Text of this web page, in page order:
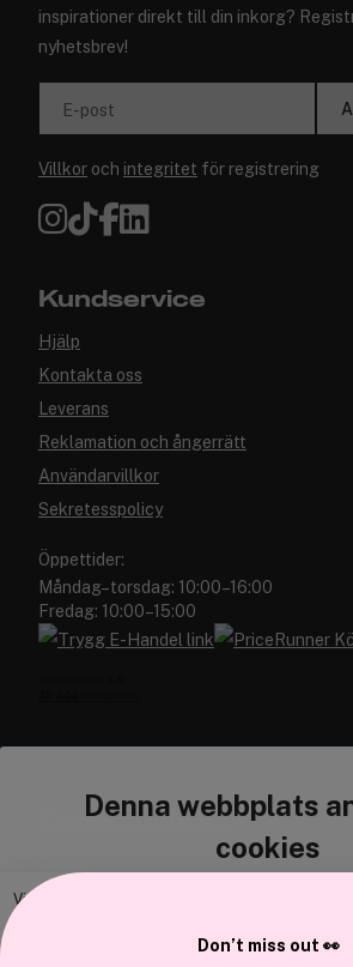
Denna webbplats
cookies
Vi använder enhetsidentifierare för att anpassa
inspirationer direkt till din inkorg?
nyhetsbrev!
E-post
Villkor och integritet för registrering
Kundservice
Hjälp
Kontakta oss
Leverans
Reklamation och ångerrätt
Användarvillkor
Sekretesspolicy
Öppettider:
Måndag–torsdag: 10:00–16:00
Fredag: 10:00–15:00
Cocopanda.se
Don’t miss out 👀